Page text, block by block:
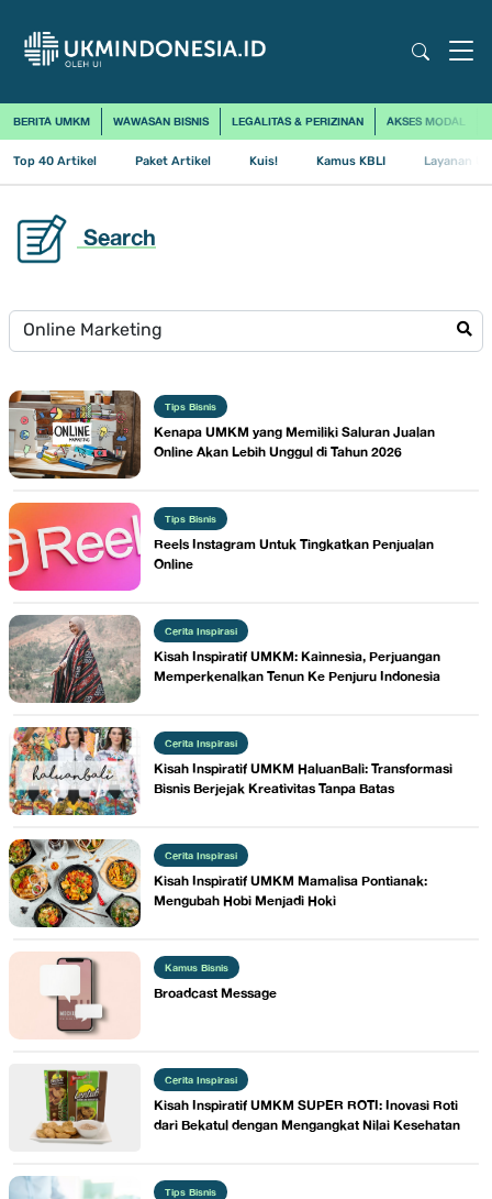
BERITA UMKM WAWASAN BISNIS LEGALITAS & PERIZINAN AKSES MODAL
Top 40 Artikel Paket Artikel Kuis! Kamus KBLI Layanan
Search
Tips Bisnis
Kenapa UMKM yang Memiliki Saluran Jualan
Online Akan Lebih Unggul di Tahun 2026
Tips Bisnis
Reels Instagram Untuk Tingkatkan Penjualan
Online
Cerita Inspirasi
​Kisah Inspiratif UMKM: Kainnesia, Perjuangan
Memperkenalkan Tenun Ke Penjuru Indonesia
Cerita Inspirasi
Kisah Inspiratif UMKM HaluanBali: Transformasi
Bisnis Berjejak Kreativitas Tanpa Batas
Cerita Inspirasi
Kisah Inspiratif UMKM Mamalisa Pontianak:
Mengubah Hobi Menjadi Hoki
Kamus Bisnis
Broadcast Message
Cerita Inspirasi
Kisah Inspiratif UMKM ​SUPER ROTI: Inovasi Roti
dari Bekatul dengan Mengangkat Nilai Kesehatan
Tips Bisnis